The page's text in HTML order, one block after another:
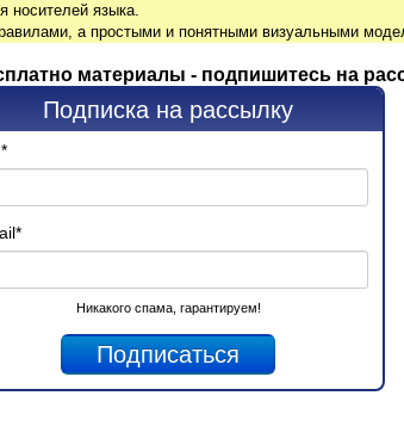
носителей языка.
а простыми и понятными визуальными
материалы - подпишитесь на
Подписка на рассылку
*
*
Никакого спама, гарантируем!